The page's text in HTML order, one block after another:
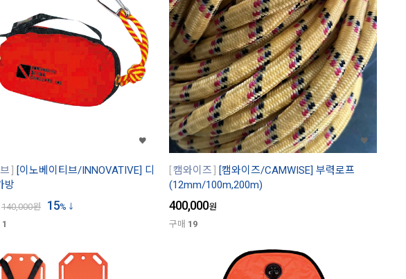
[이노베이티브/INNOVATIVE] 디
방
140,000원 15%
1
캠와이즈
[캠와이즈/CAMWISE] 부력로프
(12mm/100m,200m)
400,000원
구매 19